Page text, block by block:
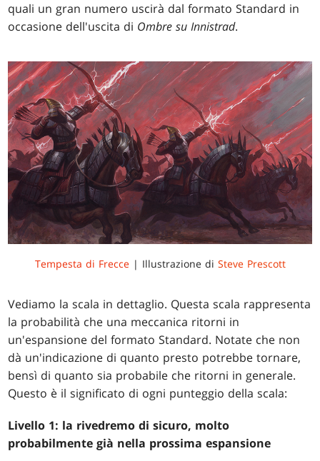
quali un gran numero uscirà dal formato Standard in
occasione dell'uscita di Ombre su Innistrad.
Tempesta di Frecce | Illustrazione di Steve Prescott
Vediamo la scala in dettaglio. Questa scala rappresenta
la probabilità che una meccanica ritorni in
un'espansione del formato Standard. Notate che non
dà un'indicazione di quanto presto potrebbe tornare,
bensì di quanto sia probabile che ritorni in generale.
Questo è il significato di ogni punteggio della scala:
Livello 1: la rivedremo di sicuro, molto
probabilmente già nella prossima espansione